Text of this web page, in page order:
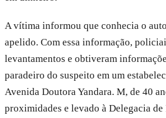
A vítima informou que conhecia o
apelido. Com essa informação,
levantamentos e obtiveram
paradeiro do suspeito em um
Avenida Doutora Yandara. M, de 40
proximidades e levado à Delegacia